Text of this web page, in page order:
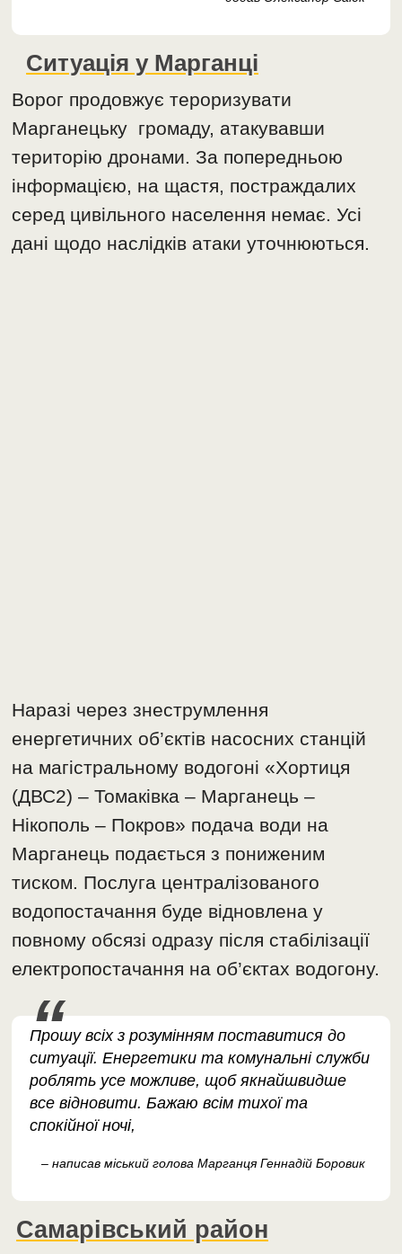
Ситуація у Марганці
Ворог продовжує тероризувати
Марганецьку громаду, атакувавши
територію дронами. За попередньою
інформацією, на щастя, постраждалих
серед цивільного населення немає. Усі
дані щодо наслідків атаки уточнюються.
​Наразі через знеструмлення
енергетичних об’єктів насосних станцій
на магістральному водогоні «Хортиця
(ДВС2) – Томаківка – Марганець –
Нікополь – Покров» подача води на
Марганець подається з пониженим
тиском. Послуга централізованого
водопостачання буде відновлена у
повному обсязі одразу після стабілізації
електропостачання на об’єктах водогону.
​Прошу всіх з розумінням поставитися до
ситуації. Енергетики та комунальні служби
роблять усе можливе, щоб якнайшвидше
все відновити. Бажаю всім тихої та
спокійної ночі,
– написав міський голова Марганця Геннадій Боровик
Самарівський район